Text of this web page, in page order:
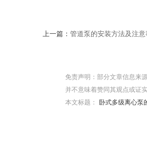
上一篇： 管道泵的安装方法及注意
免责声明：部分文章信息来
并不意味着赞同其观点或证
本文标题：
卧式多级离心泵